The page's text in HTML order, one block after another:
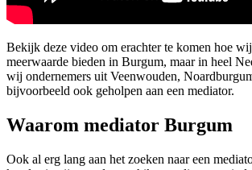
Bekijk deze video om erachter te komen hoe
meerwaarde bieden in Burgum, maar in heel
wij ondernemers uit Veenwouden,
bijvoorbeeld ook geholpen aan een mediator.
Waarom mediator Burgum
Ook al erg lang aan het zoeken naar een